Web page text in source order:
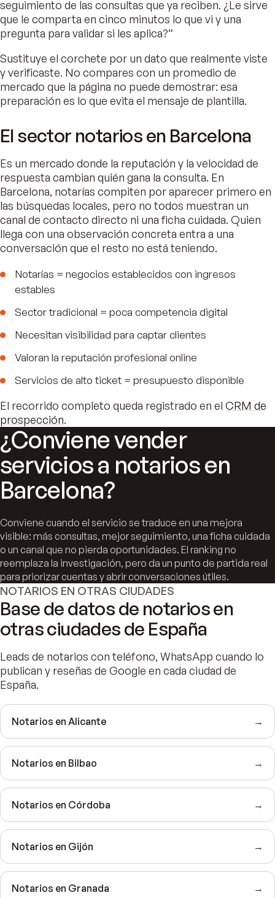
seguimiento de las consultas que ya reciben. ¿Le sirve
que le comparta en cinco minutos lo que vi y una
pregunta para validar si les aplica?”
Sustituye el corchete por un dato que realmente viste
y verificaste. No compares con un promedio de
mercado que la página no puede demostrar: esa
preparación es lo que evita el mensaje de plantilla.
El sector notarios en Barcelona
Es un mercado donde la reputación y la velocidad de
respuesta cambian quién gana la consulta. En
Barcelona, notarías compiten por aparecer primero en
las búsquedas locales, pero no todos muestran un
canal de contacto directo ni una ficha cuidada. Quien
llega con una observación concreta entra a una
conversación que el resto no está teniendo.
Notarías = negocios establecidos con ingresos
estables
Sector tradicional = poca competencia digital
Necesitan visibilidad para captar clientes
Valoran la reputación profesional online
Servicios de alto ticket = presupuesto disponible
El recorrido completo queda registrado en el CRM de
prospección.
¿Conviene vender
servicios a notarios en
Barcelona?
Conviene cuando el servicio se traduce en una mejora
visible: más consultas, mejor seguimiento, una ficha cuidada
o un canal que no pierda oportunidades. El ranking no
reemplaza la investigación, pero da un punto de partida real
para priorizar cuentas y abrir conversaciones útiles.
NOTARIOS EN OTRAS CIUDADES
Base de datos de notarios en
otras ciudades de España
Leads de notarios con teléfono, WhatsApp cuando lo
publican y reseñas de Google en cada ciudad de
España.
Notarios en Alicante →
Notarios en Bilbao →
Notarios en Córdoba →
Notarios en Gijón →
Notarios en Granada →